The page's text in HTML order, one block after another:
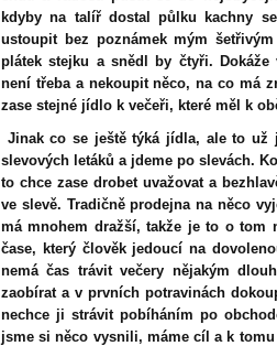
kdyby na talíř dostal půlku kachny
ustoupit bez poznámek mým
plátek stejku a snědl by čtyři.
není třeba a nekoupit něco, na co má
zase stejné jídlo k večeři, které měl k
Jinak co se ještě týká jídla, ale to už
slevových letáků a jdeme po slevách.
to chce zase drobet uvažovat a
ve slevě. Tradičně prodejna na něco
má mnohem dražší, takže je to o tom
čase, který člověk jedoucí na
nemá čas trávit večery nějakým
zaobírat a v prvních potravinách
nechce ji strávit pobíháním po
jsme si něco vysnili, máme cíl a k